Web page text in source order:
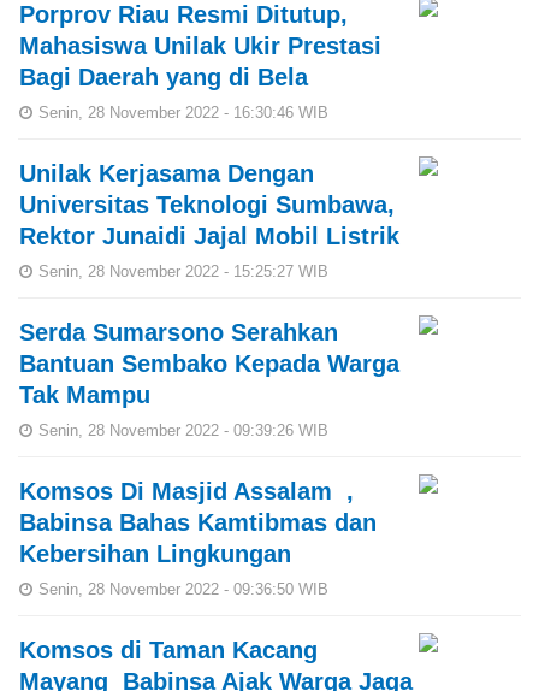
Porprov Riau Resmi Ditutup,
Mahasiswa Unilak Ukir Prestasi
Bagi Daerah yang di Bela
Senin, 28 November 2022 - 16:30:46 WIB
Unilak Kerjasama Dengan
Universitas Teknologi Sumbawa,
Rektor Junaidi Jajal Mobil Listrik
Senin, 28 November 2022 - 15:25:27 WIB
Serda Sumarsono Serahkan
Bantuan Sembako Kepada Warga
Tak Mampu
Senin, 28 November 2022 - 09:39:26 WIB
Komsos Di Masjid Assalam ,
Babinsa Bahas Kamtibmas dan
Kebersihan Lingkungan
Senin, 28 November 2022 - 09:36:50 WIB
Komsos di Taman Kacang
Mayang Babinsa Ajak Warga Jaga